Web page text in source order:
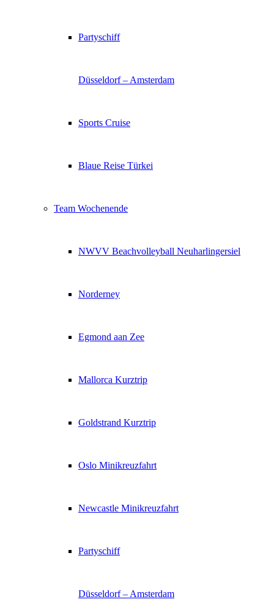
Partyschiff
Düsseldorf – Amsterdam
Sports Cruise
Blaue Reise Türkei
Team Wochenende
NWVV Beachvolleyball Neuharlingersiel
Norderney
Egmond aan Zee
Mallorca Kurztrip
Goldstrand Kurztrip
Oslo Minikreuzfahrt
Newcastle Minikreuzfahrt
Partyschiff
Düsseldorf – Amsterdam